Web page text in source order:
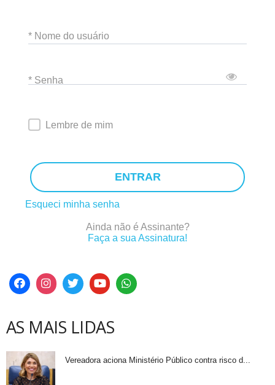
* Nome do usuário
* Senha
Lembre de mim
ENTRAR
Esqueci minha senha
Ainda não é Assinante?
Faça a sua Assinatura!
AS MAIS LIDAS
Vereadora aciona Ministério Público contra risco d...